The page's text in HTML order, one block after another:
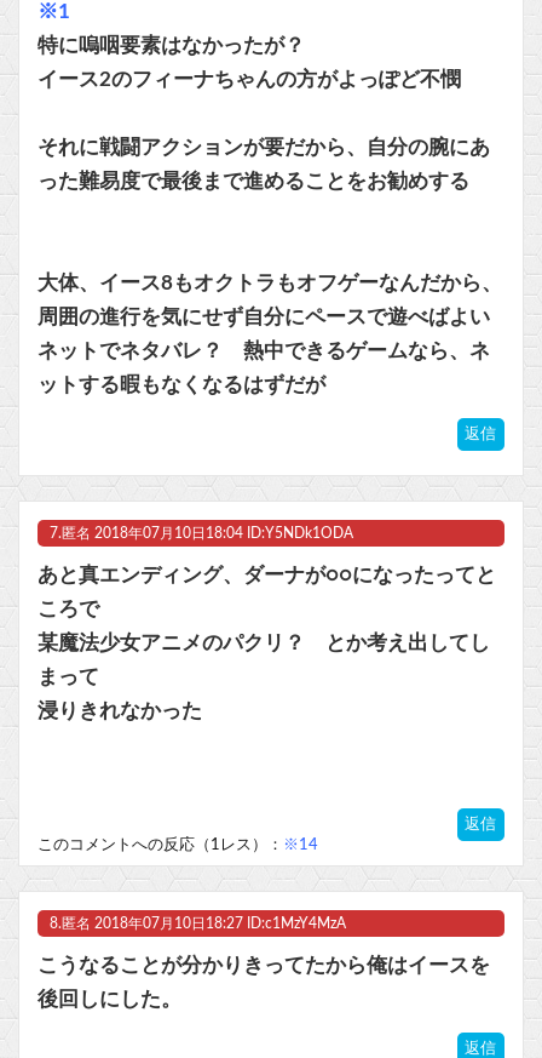
※1
特に嗚咽要素はなかったが？
イース2のフィーナちゃんの方がよっぽど不憫
それに戦闘アクションが要だから、自分の腕にあ
った難易度で最後まで進めることをお勧めする
大体、イース8もオクトラもオフゲーなんだから、
周囲の進行を気にせず自分にペースで遊べばよい
ネットでネタバレ？ 熱中できるゲームなら、ネ
ットする暇もなくなるはずだが
返信
7. 匿名 2018年07月10日18:04 ID:Y5NDk1ODA
あと真エンディング、ダーナが○○になったってと
ころで
某魔法少女アニメのパクリ？ とか考え出してし
まって
浸りきれなかった
返信
このコメントへの反応（1レス）： ※14
8. 匿名 2018年07月10日18:27 ID:c1MzY4MzA
こうなることが分かりきってたから俺はイースを
後回しにした。
返信